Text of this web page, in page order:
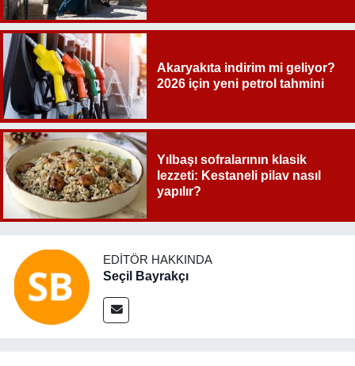
Akaryakıta indirim mi geliyor?
2026 için yeni petrol tahmini
Yılbaşı sofralarının klasik
lezzeti: Kestaneli pilav nasıl
yapılır?
EDITÖR HAKKINDA
Seçil Bayrakçı